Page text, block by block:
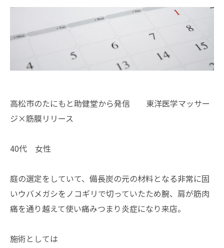
高松市のたにもと助健堂から発信 東洋医学マッサー
ジ×筋膜リリース
40代 女性
庭の選定をしていて、備長炭の元の材料となる非常に固
いウバメガシをノコギリで切っていたため腕、肩が筋肉
痛を通り越えて使い痛みつまり炎症になり来店。
施術としては